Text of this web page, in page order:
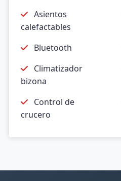
calefactables
Bluetooth
bizona
crucero